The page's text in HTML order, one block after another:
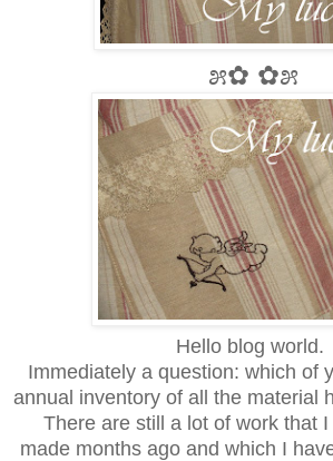
೫✿ ✿೫
Hello blog world.
Immediately a question: which of
annual inventory of all the material
There are still a lot of work that
made months ago and which I